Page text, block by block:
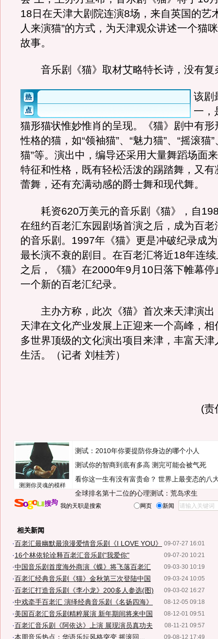
18日在天津大剧院连演8场，来自英国的艺
人来演猫”的方式，为天津观众讲述一个猫
故事。
音乐剧《猫》取材艾略特长诗，没有复
该剧
一，
猫形猫状惟妙惟肖的呈现。《猫》剧中有形
性格的猫，如“领袖猫”、“魅力猫”、“摇滚猫”
猫”等。演出中，编导还采用大量舞蹈场面
特征和性格，既有轻松活泼的踢踏舞，又有
蕾舞，还有充满动感的爵士舞和现代舞。
耗资620万美元的音乐剧《猫》，自
在纽约百老汇东园剧场首演之后，成为百老
的音乐剧。1997年《猫》更是冲破纪录成
最长演不衰的剧目。在百老汇将近18年连
之后，《猫》在2000年9月10日落下帷幕停
一个新的百老汇纪录。
主办方称，此次《猫》首次来天津演出
天津在文化产业发展上正迎来一个高峰，相
多世界顶级的文化演出项目来津，丰富天津
生活。（记者 刘桂芳）
(责
测测你灵魂的模样
测试：2010年你要提防你身边的哪个小人
测试你的智商到底有多高 测完可能会被气死
看你这一生有没有富贵命？ 世界上最变态的八
全球排名第十二位的心理测试：荒岛求生
我的天职是搜索 网页 新闻
相关新闻
09-07-27 16:01
·百老汇最幽默最浪漫爱情音乐剧《I LOVE YOU》
09-07-20 10:21
·16个林依轮诠释百老汇音乐剧"我爱你"
09-03-30 10:19
·中国音乐剧首度海外商演《蝶》将飞落百老汇
09-03-24 10:05
·百老汇经典音乐剧《猫》金秋第三次登陆中国
09-03-02 16:27
·百老汇打造音乐剧《李小龙》200多人参选(图)
08-12-05 09:18
·中戏牵手百老汇 演绎经典音乐剧《名扬四海》
08-12-01 09:51
·美国百老汇音乐剧精粹展演 新年期间将来中国
08-11-21 09:57
·百老汇音乐剧《阿依达》上演 展现演员真功夫
09-08-12 17:49
·本周音乐热点：华语乐坛风格突变 摇滚回...